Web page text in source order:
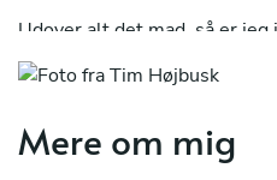
Udover alt det mad, så er
mand på 34 år som arbejder
midt i Aarhus????
Håber at høre fra dig!☺️
Mere om mig